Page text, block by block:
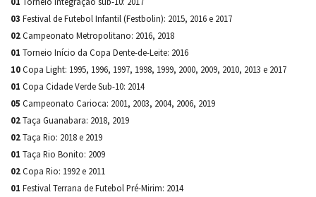
03 Festival de Futebol Infantil (Festbolin): 2015, 2016 e 2017
02Campeonato Metropolitano: 2016, 2018
01 Torneio Início da Copa Dente-de-Leite: 2016
10Copa Light: 1995, 1996, 1997, 1998, 1999, 2000, 2009, 2010, 2013 e 2017
01 Copa Cidade Verde Sub-10: 2014
05 Campeonato Carioca: 2001, 2003, 2004, 2006, 2019
02Taça Guanabara: 2018, 2019
02Taça Rio: 2018 e 2019
01 Taça Rio Bonito: 2009
02Copa Rio: 1992 e 2011
01 Festival Terrana de Futebol Pré-Mirim: 2014